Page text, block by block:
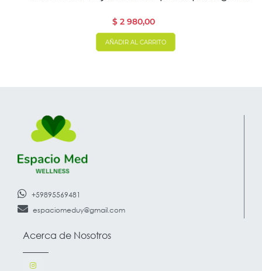
$ 2 980,00
AÑADIR AL CARRITO
+59895569481
espaciomeduy@gmail.com
Acerca de Nosotros